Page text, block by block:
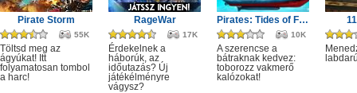
Pirate Storm
55K
Töltsd meg az
ágyúkat! Itt
folyamatosan tombol
a harc!
RageWar
17K
Érdekelnek a
háborúk, az
időutazás? Új
játékélményre
vágysz?
Pirates: Tides of Fortune
10K
A szerencse a
bátraknak kedvez:
toborozz vakmerő
kalózokat!